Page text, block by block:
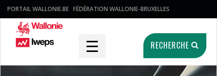
PORTAIL WALLONIE.BE FÉDÉRATION WALLONIE-BRUXELLES
☰ RECHERCHE